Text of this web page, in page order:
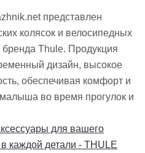
представлен
колясок и велосипедных
бренда Thule. Продукция
дизайн, высокое
обеспечивая комфорт и
во время прогулок и